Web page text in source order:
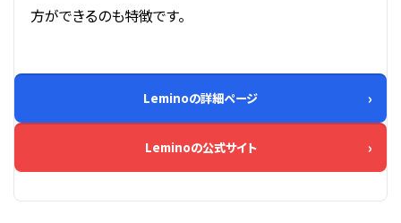
方ができるのも特徴です。
Leminoの詳細ページ
Leminoの公式サイト